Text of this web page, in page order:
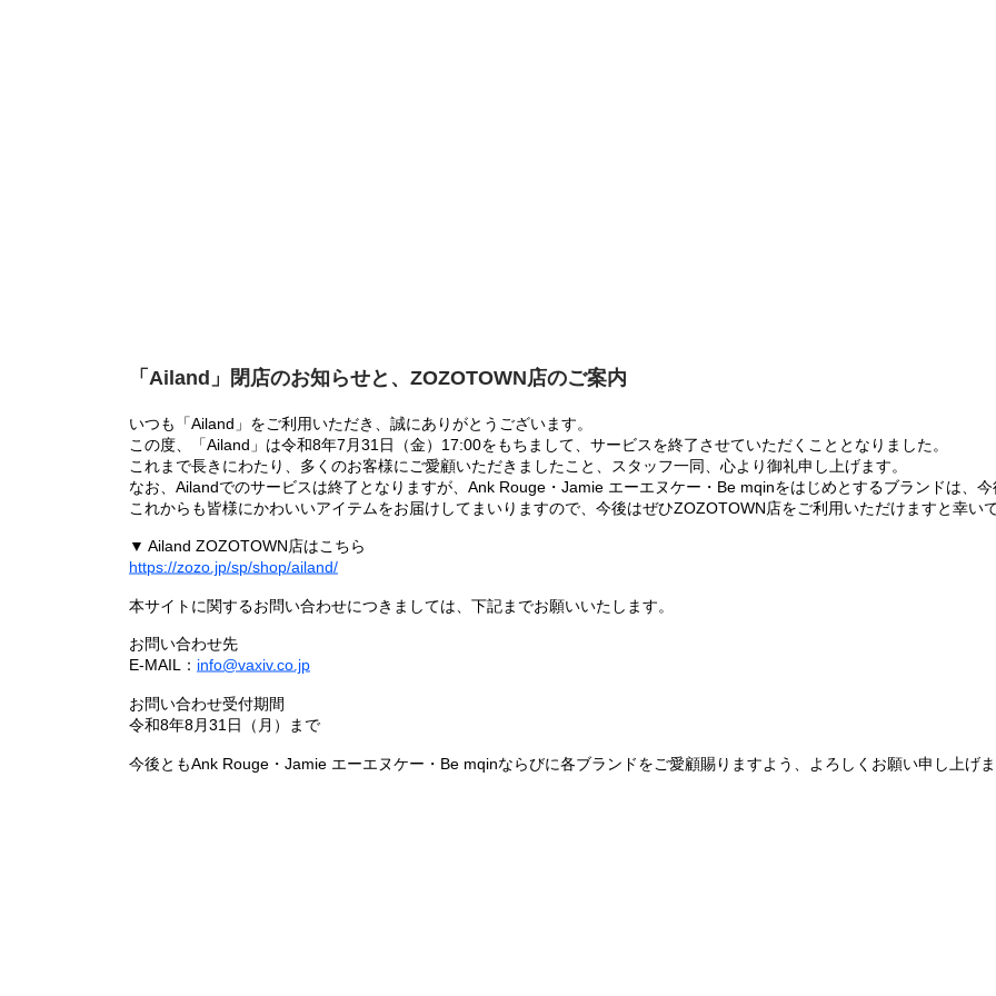
「Ailand」閉店のお知らせと、ZOZOTOWN店のご案内
いつも「Ailand」をご利用いただき、誠にありがとうございます。
この度、「Ailand」は令和8年7月31日（金）17:00をもちまして、サービスを終了させていただくこととなりました。
これまで長きにわたり、多くのお客様にご愛顧いただきましたこと、スタッフ一同、心より御礼申し上げます。
なお、Ailandでのサービスは終了となりますが、Ank Rouge・Jamie エーエヌケー・Be mqinをはじめとするブランドは、
これからも皆様にかわいいアイテムをお届けしてまいりますので、今後はぜひZOZOTOWN店をご利用いただけますと幸いで
▼ Ailand ZOZOTOWN店はこちら
https://zozo.jp/sp/shop/ailand/
本サイトに関するお問い合わせにつきましては、下記までお願いいたします。
お問い合わせ先
E-MAIL： info@vaxiv.co.jp
お問い合わせ受付期間
令和8年8月31日（月）まで
今後ともAnk Rouge・Jamie エーエヌケー・Be mqinならびに各ブランドをご愛顧賜りますよう、よろしくお願い申し上げま